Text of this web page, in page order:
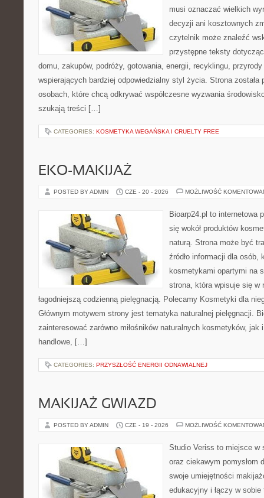
musi oznaczać wielkich
decyzji ani kosztownych
czytelnik może znaleźć
przystępne teksty
domu, zakupów, podróży, gotowania, energii, recyklingu,
wspierających bardziej odpowiedzialny styl życia. Strona została
osobach, które chcą odkrywać współczesne wyzwania
szukają treści […]
CATEGORIES: KOSMETYKA WEGAŃSKA I CRUELTY FREE
EKO-MAKIJAŻ
POSTED BY ADMIN CZE - 20 - 2026 MOŻLIWOŚĆ
Bioarp24.pl to internetowa
się wokół produktów
naturą. Strona może być
źródło informacji dla osób,
kosmetykami opartymi na
strona, która wpisuje się w
łagodniejszą codzienną pielęgnacją. Polecamy Kosmetyki dla
Głównym motywem strony jest tematyka naturalnej pielęgnacji.
zainteresować zarówno miłośników naturalnych kosmetyków, jak
handlowe, […]
CATEGORIES: PRZYSZŁOŚĆ ENERGII ODNAWIALNEJ
MAKIJAŻ GWIAZD
POSTED BY ADMIN CZE - 19 - 2026 MOŻLIWOŚĆ
Studio Veriss to miejsce w
oraz ciekawym pomysłom
swoje umiejętności
edukacyjny i łączy w